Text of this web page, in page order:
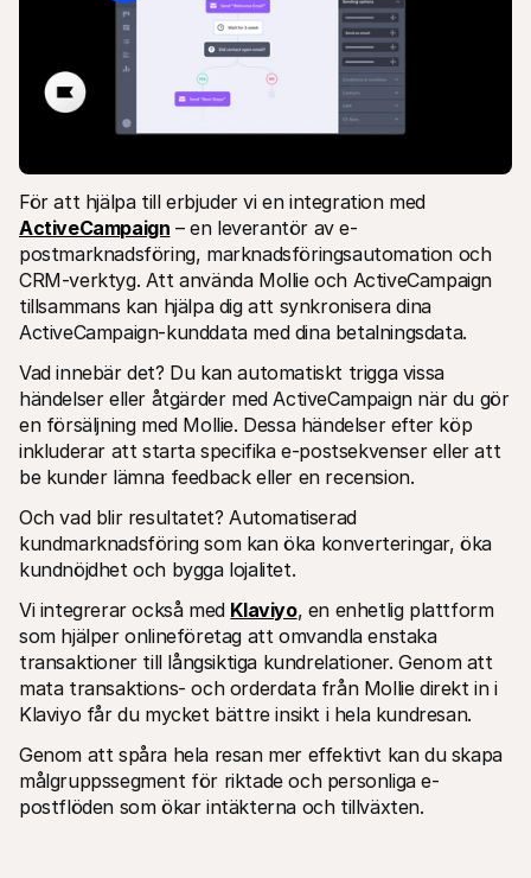
ActiveCampaign – en leverantör av e-
postmarknadsföring, marknadsföringsautomation och
CRM-verktyg. Att använda Mollie och ActiveCampaign
tillsammans kan hjälpa dig att synkronisera dina
ActiveCampaign-kunddata med dina betalningsdata.
Vad innebär det? Du kan automatiskt trigga vissa
händelser eller åtgärder med ActiveCampaign när du gör
en försäljning med Mollie. Dessa händelser efter köp
inkluderar att starta specifika e-postsekvenser eller att
be kunder lämna feedback eller en recension.
Och vad blir resultatet? Automatiserad
kundmarknadsföring som kan öka konverteringar, öka
kundnöjdhet och bygga lojalitet.
Vi integrerar också med Klaviyo, en enhetlig plattform
som hjälper onlineföretag att omvandla enstaka
transaktioner till långsiktiga kundrelationer. Genom att
mata transaktions- och orderdata från Mollie direkt in i
Klaviyo får du mycket bättre insikt i hela kundresan.
Genom att spåra hela resan mer effektivt kan du skapa
målgruppssegment för riktade och personliga e-
postflöden som ökar intäkterna och tillväxten.